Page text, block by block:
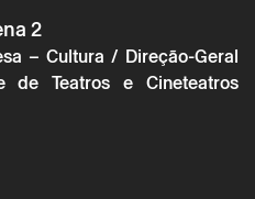
2
– Cultura / Direção-Geral
de Teatros e Cineteatros
da parte do Theatro